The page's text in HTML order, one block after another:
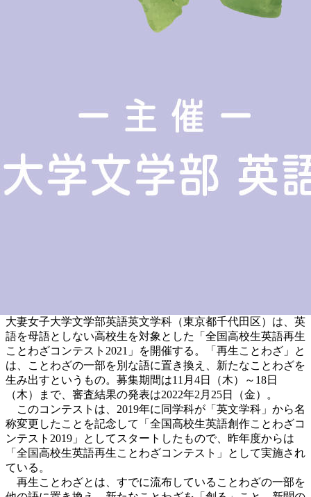
大妻女子大学文学部英語英文学科（東京都千代田区）は、英
語を母語としない高校生を対象とした「全国高校生英語再生
ことわざコンテスト2021」を開催する。「再生ことわざ」と
は、ことわざの一部を別な語に置き換え、新たなことわざを
生み出すというもの。募集期間は11月4日（木）～18日
（木）まで、審査結果の発表は2022年2月25日（金）。
このコンテストは、2019年に同学科が「英文学科」から名
称変更したことを記念して「全国高校生英語創作ことわざコ
ンテスト2019」としてスタートしたもので、昨年度からは
「全国高校生英語再生ことわざコンテスト」として実施され
ている。
再生ことわざとは、すでに流布していることわざの一部を